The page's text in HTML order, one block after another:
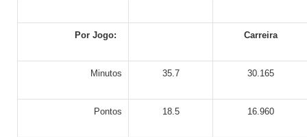
Por Jogo: Carreira
Minutos 35.7 30.165
Pontos 18.5 16.960